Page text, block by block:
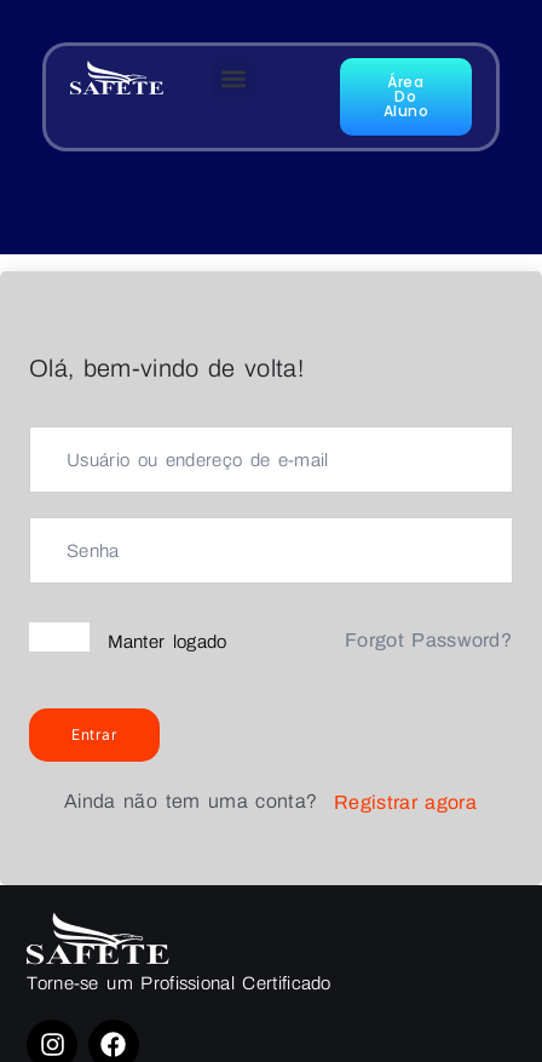
Área
Do
Aluno
Olá, bem-vindo de volta!
Manter logado Forgot Password?
Entrar
Ainda não tem uma conta? Registrar agora
Torne-se um Profissional Certificado